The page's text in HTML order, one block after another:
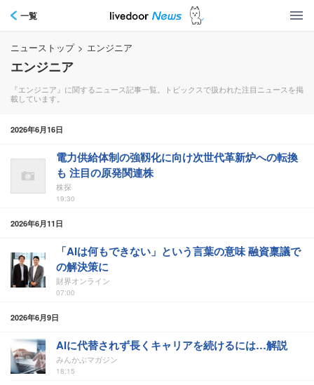
一覧
ニューストップ > エンジニア
エンジニア
『エンジニア』に関するニュース記事一覧。トピックスで扱われた注目ニュースを掲
載しています。
2026年6月16日
電力供給体制の強靱化に向け次世代革新炉への転換
も 注目の原発関連株
株探
19:30
2026年6月11日
「AIは何もできない」という言葉の意味 融資稟議で
の解決策に
財界オンライン
07:00
2026年6月9日
AIに代替されず長くキャリアを続けるには…解説
みんかぶマガジン
18:15